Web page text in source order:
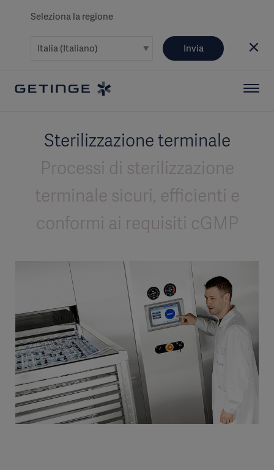
Seleziona la regione
Invia
Sterilizzazione terminale
Processi di sterilizzazione
terminale sicuri, efficienti e
conformi ai requisiti cGMP